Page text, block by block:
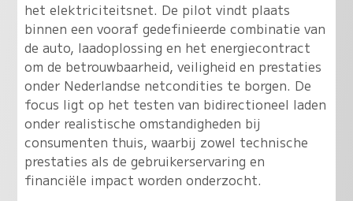
het elektriciteitsnet. De pilot vindt plaats
binnen een vooraf gedefinieerde combinatie van
de auto, laadoplossing en het energiecontract
om de betrouwbaarheid, veiligheid en prestaties
onder Nederlandse netcondities te borgen. De
focus ligt op het testen van bidirectioneel laden
onder realistische omstandigheden bij
consumenten thuis, waarbij zowel technische
prestaties als de gebruikerservaring en
financiële impact worden onderzocht.